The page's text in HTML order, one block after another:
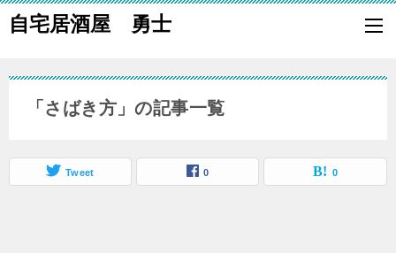
自宅居酒屋 勇士
自宅で居酒屋の「酒の肴」になる料理を楽しく作り、家族や親族に友
「さばき方」の記事一覧
Tweet 0 0